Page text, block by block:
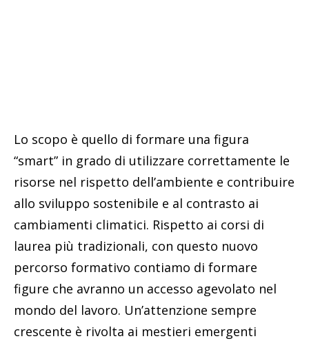
Lo scopo è quello di formare una figura
“smart” in grado di utilizzare correttamente le
risorse nel rispetto dell’ambiente e contribuire
allo sviluppo sostenibile e al contrasto ai
cambiamenti climatici. Rispetto ai corsi di
laurea più tradizionali, con questo nuovo
percorso formativo contiamo di formare
figure che avranno un accesso agevolato nel
mondo del lavoro. Un’attenzione sempre
crescente è rivolta ai mestieri emergenti